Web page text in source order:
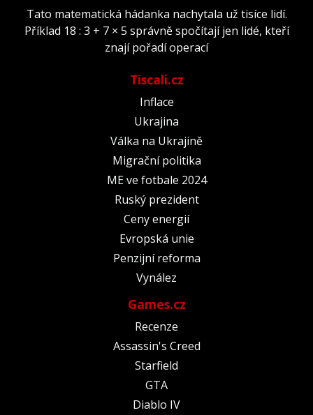
Tato matematická hádanka nachytala už tisíce lidí.
Příklad 18 : 3 + 7 × 5 správně spočítají jen lidé, kteří
znají pořadí operací
Tiscali.cz
Inflace
Ukrajina
Válka na Ukrajině
Migrační politika
ME ve fotbale 2024
Ruský prezident
Ceny energií
Evropská unie
Penzijní reforma
Vynález
Games.cz
Recenze
Assassin's Creed
Starfield
GTA
Diablo IV